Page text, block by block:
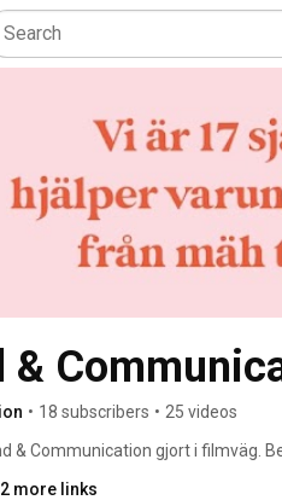
&
• 18 subscribers • 25 videos
& Communication gjort i filmväg.
more links